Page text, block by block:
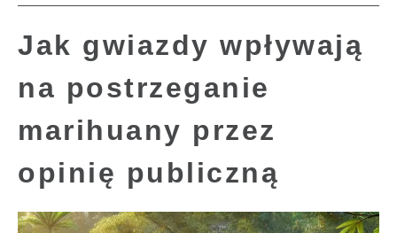
Jak gwiazdy wpływają
na postrzeganie
marihuany przez
opinię publiczną